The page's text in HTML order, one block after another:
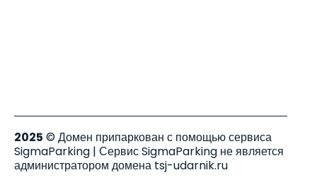
2025 © Домен припаркован с помощью сервиса
SigmaParking | Сервис SigmaParking не является
администратором домена tsj-udarnik.ru